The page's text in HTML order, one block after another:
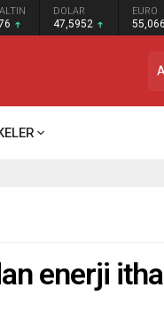
DOLAR
47,5952
EURO
enerji